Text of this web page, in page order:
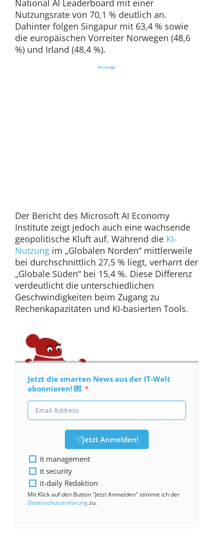
National AI Leaderboard mit einer
Nutzungsrate von 70,1 % deutlich an.
Dahinter folgen Singapur mit 63,4 % sowie
die europäischen Vorreiter Norwegen (48,6
%) und Irland (48,4 %).
Anzeige
Der Bericht des Microsoft AI Economy
Institute zeigt jedoch auch eine wachsende
geopolitische Kluft auf. Während die KI-
Nutzungim „Globalen Norden“ mittlerweile
bei durchschnittlich 27,5 % liegt, verharrt der
„Globale Süden“ bei 15,4 %. Diese Differenz
verdeutlicht die unterschiedlichen
Geschwindigkeiten beim Zugang zu
Rechenkapazitäten und KI-basierten Tools.
Jetzt die smarten News aus der IT-Welt
abonnieren! 💌
Jetzt Anmelden!
it management
it security
it-daily Redaktion
Mit Klick auf den Button "Jetzt Anmelden" stimme ich der
Datenschutzerklärungzu.